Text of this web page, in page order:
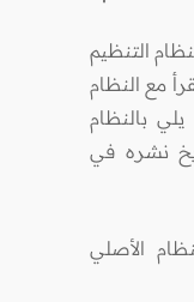
التنظيم
الإفتاء العام لسنة 2023) ويقرأ مع النظام
فيما يلي بالنظام
نشره في
(3) من النظام الأصلي